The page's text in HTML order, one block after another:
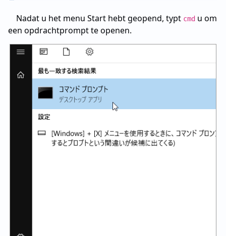
Nadat u het menu Start hebt geopend, typt cmd u om
een opdrachtprompt te openen.